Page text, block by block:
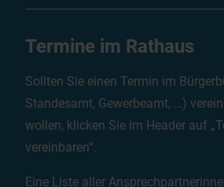
Termine im Rathaus
Sollten Sie einen Termin im
Standesamt, Gewerbeamt, …)
wollen, klicken Sie im Header auf
vereinbaren“.
Eine Liste aller